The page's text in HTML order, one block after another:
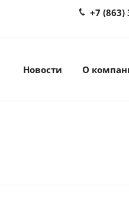
+7 (863)
Новости О